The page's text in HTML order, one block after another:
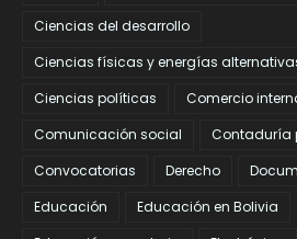
Ciencias del desarrollo
Ciencias físicas y energías
Ciencias políticas
Comercio
Comunicación social
Contaduría
Convocatorias
Derecho
Educación
Educación en Bolivia